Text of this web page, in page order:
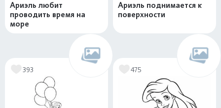
Ариэль любит
проводить время на
море
Ариэль поднимается к
поверхности
393 475